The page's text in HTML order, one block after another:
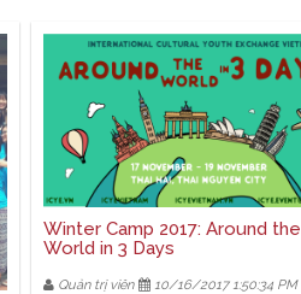
Winter Camp 2017: Around the
World in 3 Days
Quản trị viên 10/16/2017 1:50:34 PM